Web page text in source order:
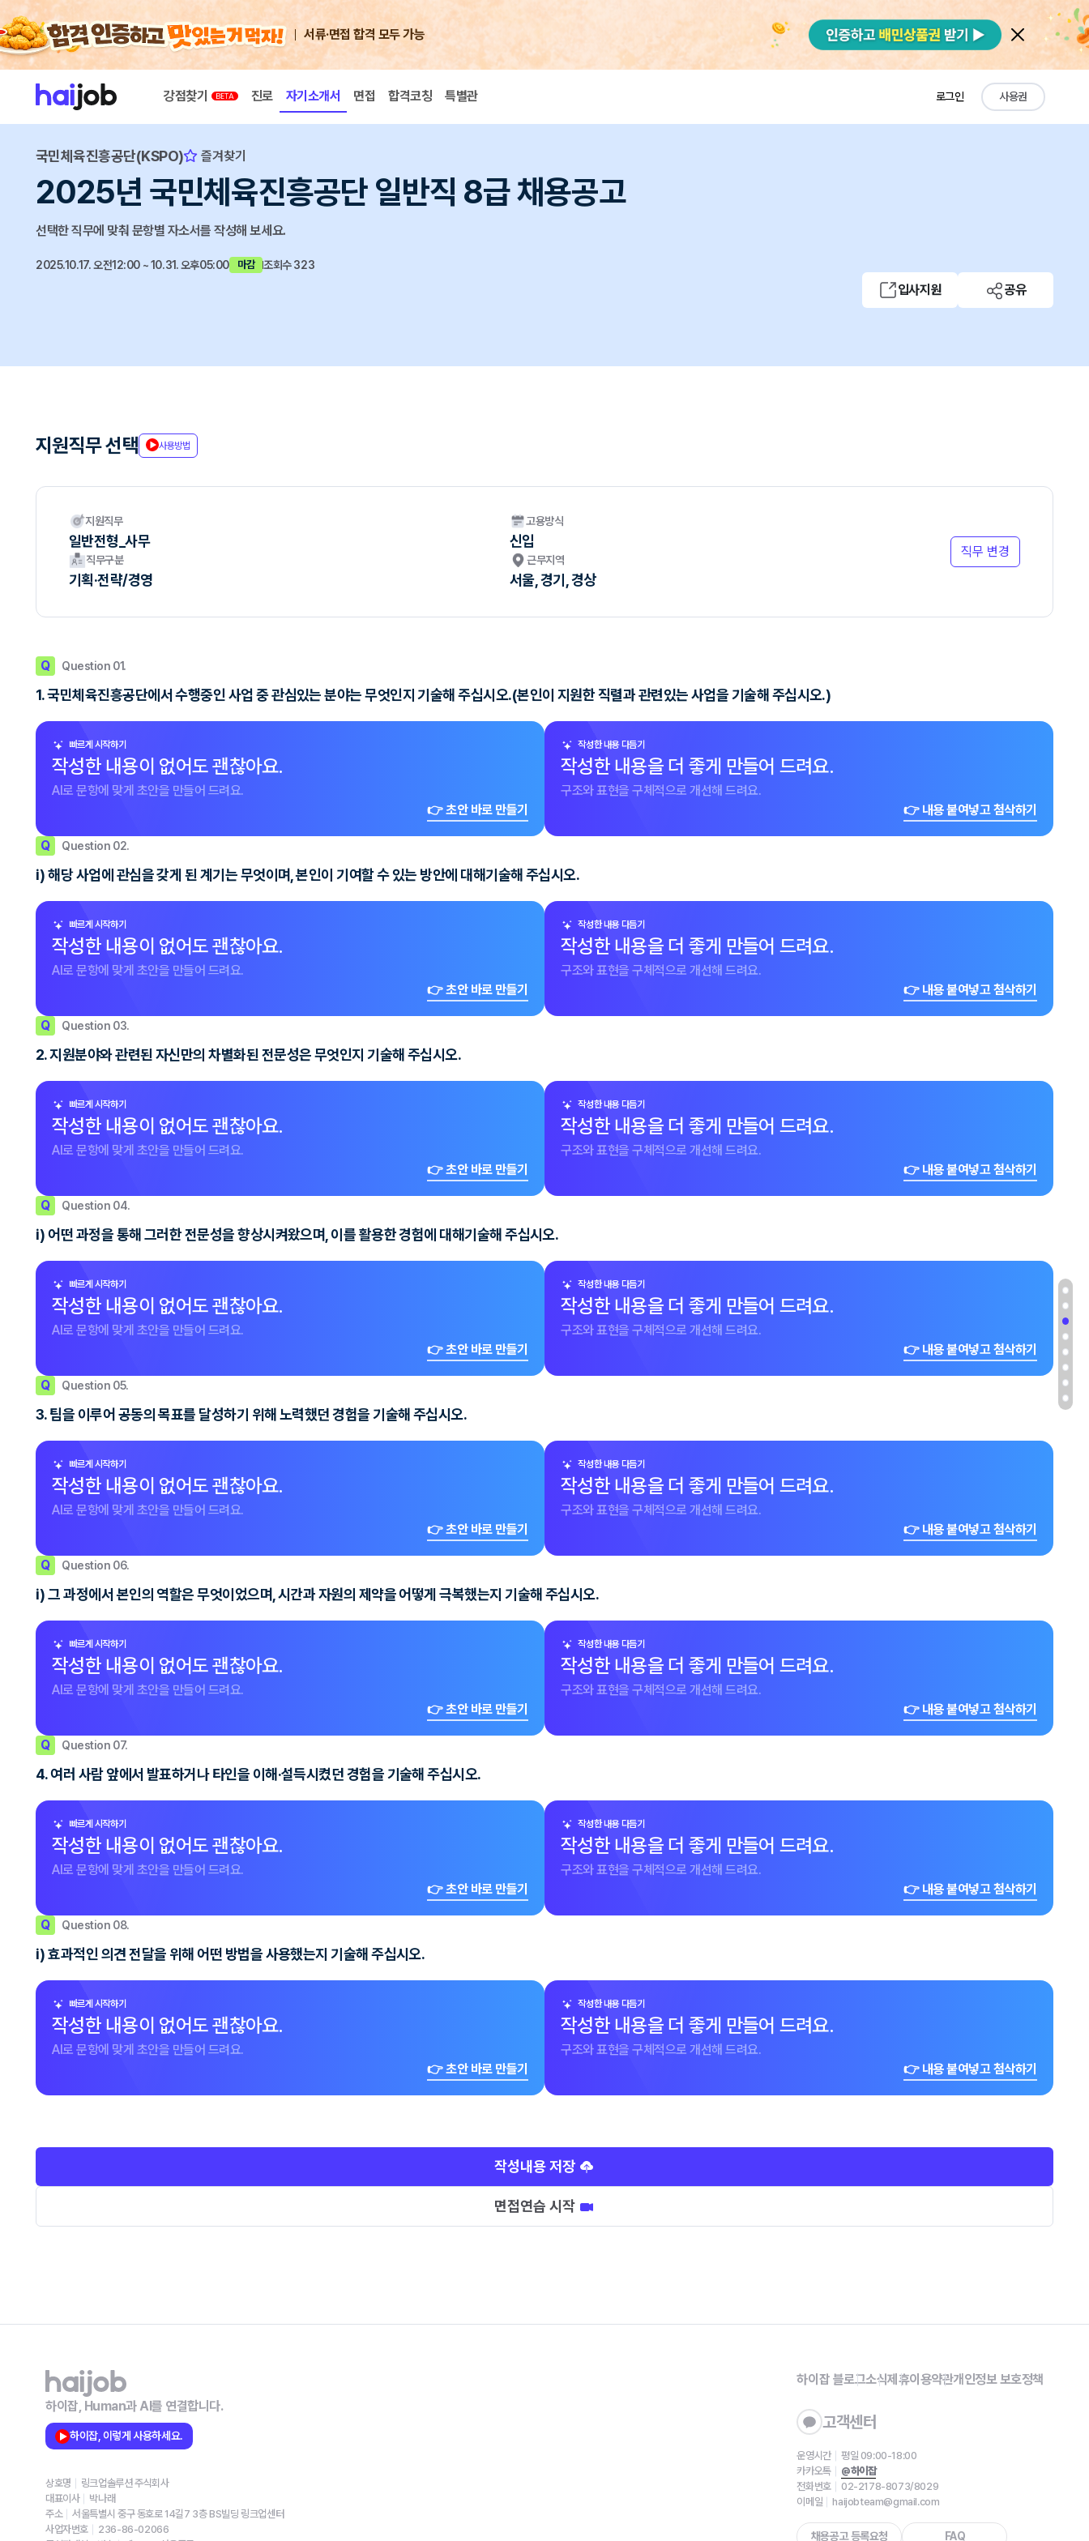
서류·면접 합격 모두 가능
강점찾기 진로 자기소개서 면접 합격코칭 특별관 로그인 사용권
국민체육진흥공단(KSPO) 즐겨찾기
2025년 국민체육진흥공단 일반직 8급 채용공고
선택한 직무에 맞춰 문항별 자소서를 작성해 보세요.
2025.10.17. 오전12:00 ~ 10.31. 오후05:00 마감 조회수 323
입사지원 공유
지원직무 선택 사용방법
지원직무
일반전형_사무
고용방식
신입
직무구분
기획·전략/경영
근무지역
서울, 경기, 경상
직무 변경
Q Question 01.
1. 국민체육진흥공단에서 수행중인 사업 중 관심있는 분야는 무엇인지 기술해 주십시오.(본인이 지원한 직렬과 관련있는 사업을 기술해 주십시오.)
빠르게 시작하기
작성한 내용이 없어도 괜찮아요.
AI로 문항에 맞게 초안을 만들어 드려요.
👉 초안 바로 만들기
작성한 내용 다듬기
작성한 내용을 더 좋게 만들어 드려요.
구조와 표현을 구체적으로 개선해 드려요.
👉 내용 붙여넣고 첨삭하기
Q Question 02.
i) 해당 사업에 관심을 갖게 된 계기는 무엇이며, 본인이 기여할 수 있는 방안에 대해기술해 주십시오.
빠르게 시작하기
작성한 내용이 없어도 괜찮아요.
AI로 문항에 맞게 초안을 만들어 드려요.
👉 초안 바로 만들기
작성한 내용 다듬기
작성한 내용을 더 좋게 만들어 드려요.
구조와 표현을 구체적으로 개선해 드려요.
👉 내용 붙여넣고 첨삭하기
Q Question 03.
2. 지원분야와 관련된 자신만의 차별화된 전문성은 무엇인지 기술해 주십시오.
빠르게 시작하기
작성한 내용이 없어도 괜찮아요.
AI로 문항에 맞게 초안을 만들어 드려요.
👉 초안 바로 만들기
작성한 내용 다듬기
작성한 내용을 더 좋게 만들어 드려요.
구조와 표현을 구체적으로 개선해 드려요.
👉 내용 붙여넣고 첨삭하기
Q Question 04.
i) 어떤 과정을 통해 그러한 전문성을 향상시켜왔으며, 이를 활용한 경험에 대해기술해 주십시오.
빠르게 시작하기
작성한 내용이 없어도 괜찮아요.
AI로 문항에 맞게 초안을 만들어 드려요.
👉 초안 바로 만들기
작성한 내용 다듬기
작성한 내용을 더 좋게 만들어 드려요.
구조와 표현을 구체적으로 개선해 드려요.
👉 내용 붙여넣고 첨삭하기
Q Question 05.
3. 팀을 이루어 공동의 목표를 달성하기 위해 노력했던 경험을 기술해 주십시오.
빠르게 시작하기
작성한 내용이 없어도 괜찮아요.
AI로 문항에 맞게 초안을 만들어 드려요.
👉 초안 바로 만들기
작성한 내용 다듬기
작성한 내용을 더 좋게 만들어 드려요.
구조와 표현을 구체적으로 개선해 드려요.
👉 내용 붙여넣고 첨삭하기
Q Question 06.
i) 그 과정에서 본인의 역할은 무엇이었으며, 시간과 자원의 제약을 어떻게 극복했는지 기술해 주십시오.
빠르게 시작하기
작성한 내용이 없어도 괜찮아요.
AI로 문항에 맞게 초안을 만들어 드려요.
👉 초안 바로 만들기
작성한 내용 다듬기
작성한 내용을 더 좋게 만들어 드려요.
구조와 표현을 구체적으로 개선해 드려요.
👉 내용 붙여넣고 첨삭하기
Q Question 07.
4. 여러 사람 앞에서 발표하거나 타인을 이해·설득시켰던 경험을 기술해 주십시오.
빠르게 시작하기
작성한 내용이 없어도 괜찮아요.
AI로 문항에 맞게 초안을 만들어 드려요.
👉 초안 바로 만들기
작성한 내용 다듬기
작성한 내용을 더 좋게 만들어 드려요.
구조와 표현을 구체적으로 개선해 드려요.
👉 내용 붙여넣고 첨삭하기
Q Question 08.
i) 효과적인 의견 전달을 위해 어떤 방법을 사용했는지 기술해 주십시오.
빠르게 시작하기
작성한 내용이 없어도 괜찮아요.
AI로 문항에 맞게 초안을 만들어 드려요.
👉 초안 바로 만들기
작성한 내용 다듬기
작성한 내용을 더 좋게 만들어 드려요.
구조와 표현을 구체적으로 개선해 드려요.
👉 내용 붙여넣고 첨삭하기
작성내용 저장
면접연습 시작
하이잡, Human과 AI를 연결합니다.
하이잡, 이렇게 사용하세요.
상호명
링크업솔루션 주식회사
대표이사
박나래
주소
서울특별시 중구 동호로 14길7 3층 BS빌딩 링크업센터
사업자번호
236-86-02066
하이잡 블로그소식제휴이용약관개인정보 보호정책
고객센터
운영시간
평일 09:00-18:00
카카오톡
@하이잡
전화번호
02-2178-8073/8029
이메일
haijobteam@gmail.com
채용공고 등록요청 FAQ